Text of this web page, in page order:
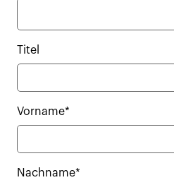
Titel
Vorname*
Nachname*